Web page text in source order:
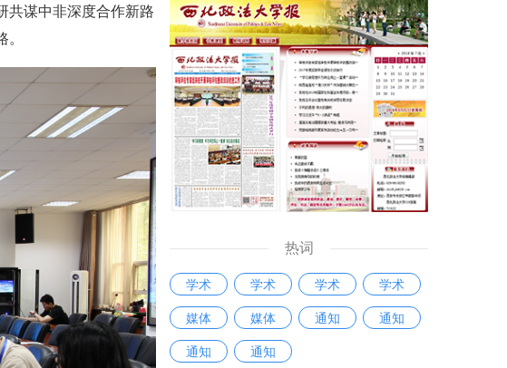
共谋中非深度合作新路
热词
学术 学术 学术
学术
媒体
媒体 通知
通知
通知
通知